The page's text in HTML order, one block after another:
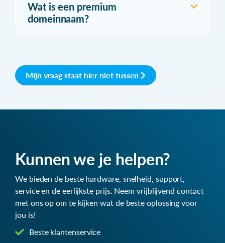
Wat is een premium
domeinnaam?
Mijn vraag staat hier niet tussen
Kunnen we je helpen?
We bieden de beste hardware, snelheid, support,
service en de eerlijkste prijs. Neem vrijblijvend contact
met ons op om te kijken wat de beste oplossing voor
jou is!
Beste klantenservice